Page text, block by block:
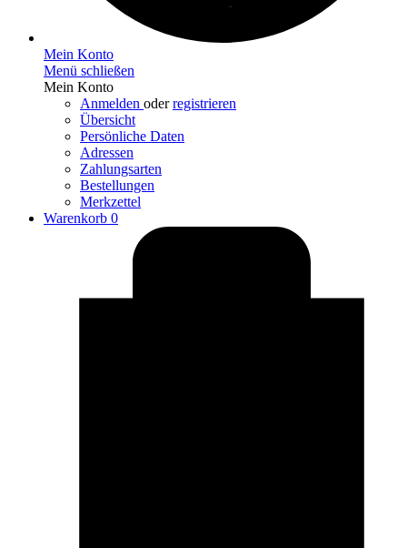
Mein Konto
Menü schließen
Mein Konto
Anmelden oderregistrieren
Übersicht
Persönliche Daten
Adressen
Zahlungsarten
Bestellungen
Merkzettel
Warenkorb 0